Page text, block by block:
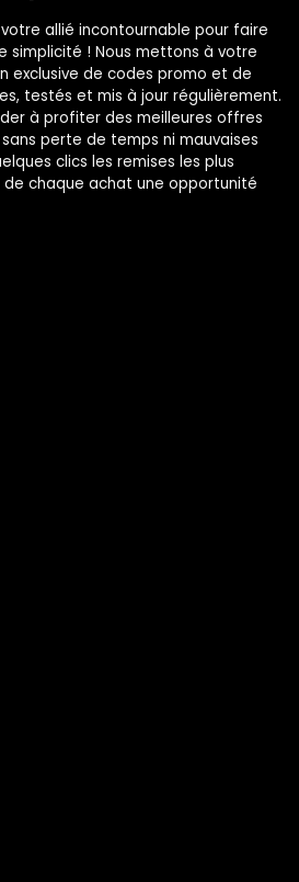
allié incontournable pour faire
simplicité ! Nous mettons à votre
exclusive de codes promo et de
testés et mis à jour régulièrement.
à profiter des meilleures offres
perte de temps ni mauvaises
clics les remises les plus
chaque achat une opportunité